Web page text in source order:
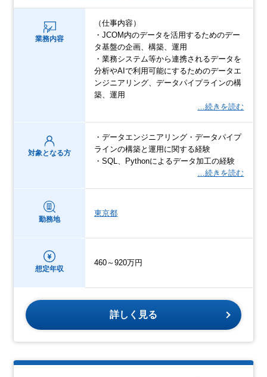
業務内容
（仕事内容）
・JCOM内のデータを活用するためのデー
タ基盤の企画、構築、運用
・業務システム等から連携されるデータを
分析やAIで利用可能にするためのデータエ
ンジニアリング、データパイプラインの構
築、運用
…続きを読む
対象となる方
・データエンジニアリング・データパイプ
ラインの構築と運用に関する経験
・SQL、Pythonによるデータ加工の経験
…続きを読む
勤務地
東京都
想定年収
460～920万円
詳しく見る